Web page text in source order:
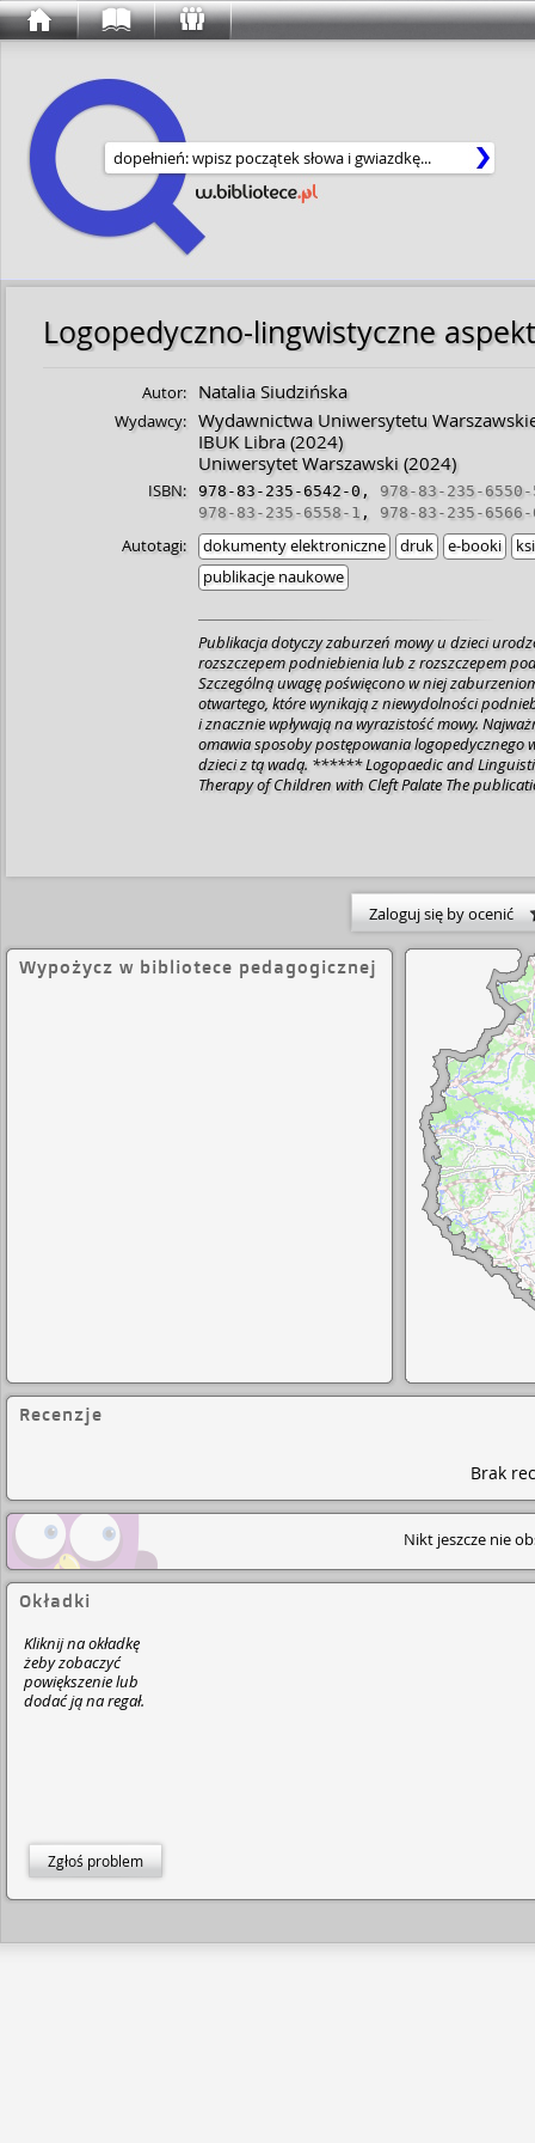
Wyszukaj w serwisie
Autor: Natalia Siudzińska
Wydawcy: Wydawnictwa Uniwersytetu
IBUK Libra(2024)
Uniwersytet Warszawski (2024)
ISBN: 978-83-235-6542-0, 978-83-235-6550-
978-83-235-6558-1 , 978-83-235-6566-
Autotagi: dokumenty elektroniczne druk e-booki
publikacje naukowe
Publikacja dotyczy zaburzeń mowy u dzieci
rozszczepem podniebienia lub z rozszczepem
Szczególną uwagę poświęcono w niej
otwartego, które wynikają z niewydolności
i znacznie wpływają na wyrazistość mowy.
omawia sposoby postępowania logopedycznego
dzieci z tą wadą. ****** Logopaedic and
Therapy of Children with Cleft Palate The
Zaloguj się by ocenić
Wypożycz w bibliotece pedagogicznej
Recenzje
Brak
Nikt jeszcze nie
Okładki
Kliknij na okładkę
żeby zobaczyć
powiększenie lub
dodać ją na regał.
Zgłoś problem